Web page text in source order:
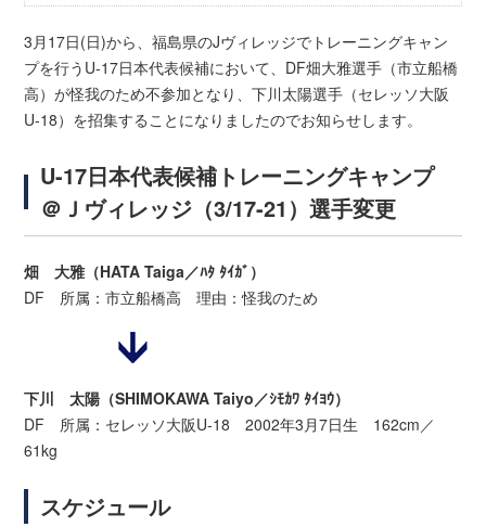
3月17日(日)から、福島県のJヴィレッジでトレーニングキャン
プを行うU-17日本代表候補において、DF畑大雅選手（市立船橋
高）が怪我のため不参加となり、下川太陽選手（セレッソ大阪
U-18）を招集することになりましたのでお知らせします。
U-17日本代表候補トレーニングキャンプ
＠Ｊヴィレッジ（3/17-21）選手変更
畑 大雅（HATA Taiga／ﾊﾀ ﾀｲｶﾞ）
DF 所属：市立船橋高 理由：怪我のため
下川 太陽（SHIMOKAWA Taiyo／ｼﾓｶﾜ ﾀｲﾖｳ）
DF 所属：セレッソ大阪U-18 2002年3月7日生 162cm／
61kg
スケジュール